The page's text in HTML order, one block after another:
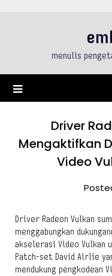
menulis
Driver
Mengaktifkan
Video
Driver Radeon Vulkan
menggabungkan
akselerasi Video Vulkan
Patch-set David Airlie
mendukung pengkodean